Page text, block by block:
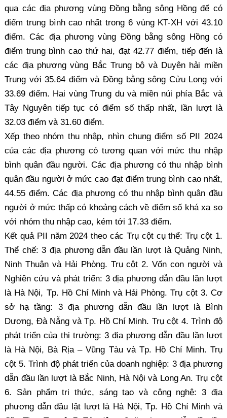
qua các địa phương vùng Đồng bằng sông Hồng để có
điểm trung bình cao nhất trong 6 vùng KT-XH với 43.10
điểm. Các địa phương vùng Đồng bằng sông Hồng có
điểm trung bình cao thứ hai, đạt 42.77 điểm, tiếp đến là
các địa phương vùng Bắc Trung bộ và Duyên hải miền
Trung với 35.64 điểm và Đồng bằng sông Cửu Long với
33.69 điểm. Hai vùng Trung du và miền núi phía Bắc và
Tây Nguyên tiếp tục có điểm số thấp nhất, lần lượt là
32.03 điểm và 31.60 điểm.
Xếp theo nhóm thu nhập, nhìn chung điểm số PII 2024
của các địa phương có tương quan với mức thu nhập
bình quân đầu người. Các địa phương có thu nhập bình
quân đầu người ở mức cao đạt điểm trung bình cao nhất,
44.55 điểm. Các địa phương có thu nhập bình quân đầu
người ở mức thấp có khoảng cách về điểm số khá xa so
với nhóm thu nhập cao, kém tới 17.33 điểm.
Kết quả PII năm 2024 theo các Trụ cột cụ thể: Trụ cột 1.
Thể chế: 3 địa phương dẫn đầu lần lượt là Quảng Ninh,
Ninh Thuận và Hải Phòng. Trụ cột 2. Vốn con người và
Nghiên cứu và phát triển: 3 địa phương dẫn đầu lần lượt
là Hà Nội, Tp. Hồ Chí Minh và Hải Phòng. Trụ cột 3. Cơ
sở hạ tầng: 3 địa phương dẫn đầu lần lượt là Bình
Dương, Đà Nẵng và Tp. Hồ Chí Minh. Trụ cột 4. Trình độ
phát triển của thị trường: 3 địa phương dẫn đầu lần lượt
là Hà Nội, Bà Rịa – Vũng Tàu và Tp. Hồ Chí Minh. Trụ
cột 5. Trình độ phát triển của doanh nghiệp: 3 địa phương
dẫn đầu lần lượt là Bắc Ninh, Hà Nội và Long An. Trụ cột
6. Sản phẩm tri thức, sáng tạo và công nghệ: 3 địa
phương dẫn đầu lật lượt là Hà Nội, Tp. Hồ Chí Minh và